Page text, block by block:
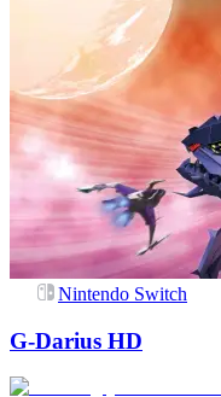
Nintendo Switch
G-Darius HD